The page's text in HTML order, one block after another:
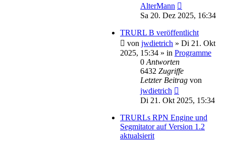
AlterMann
Sa 20. Dez 2025, 16:34
TRURL B veröffentlicht
von jwdietrich » Di 21. Okt
2025, 15:34 » in Programme
0 Antworten
6432 Zugriffe
Letzter Beitrag von
jwdietrich
Di 21. Okt 2025, 15:34
TRURLs RPN Engine und
Segmitator auf Version 1.2
aktualsierit